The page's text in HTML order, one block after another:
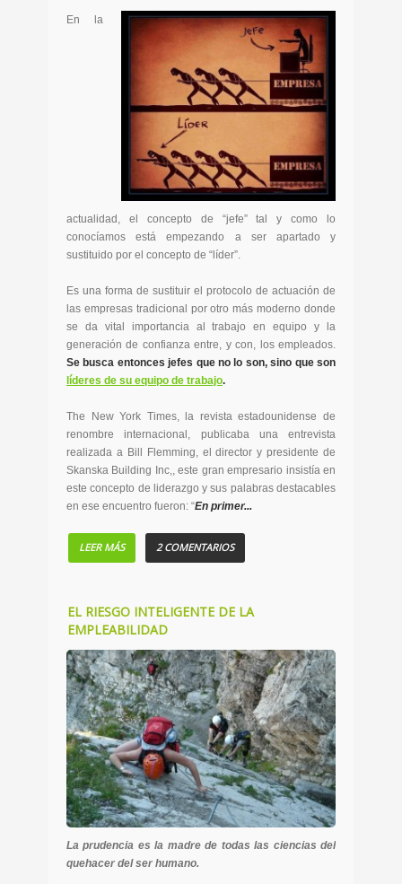
En la
actualidad, el concepto de “jefe” tal y como lo
conocíamos está empezando a ser apartado y
sustituido por el concepto de “líder”.
Es una forma de sustituir el protocolo de actuación de
las empresas tradicional por otro más moderno donde
se da vital importancia al trabajo en equipo y la
generación de confianza entre, y con, los empleados.
Se busca entonces jefes que no lo son, sino que son
líderes de su equipo de trabajo.
The New York Times, la revista estadounidense de
renombre internacional, publicaba una entrevista
realizada a Bill Flemming, el director y presidente de
Skanska Building Inc,, este gran empresario insistía en
este concepto de liderazgo y sus palabras destacables
en ese encuentro fueron: “En primer...
LEER MÁS 2 COMENTARIOS
EL RIESGO INTELIGENTE DE LA
EMPLEABILIDAD
La prudencia es la madre de todas las ciencias del
quehacer del ser humano.